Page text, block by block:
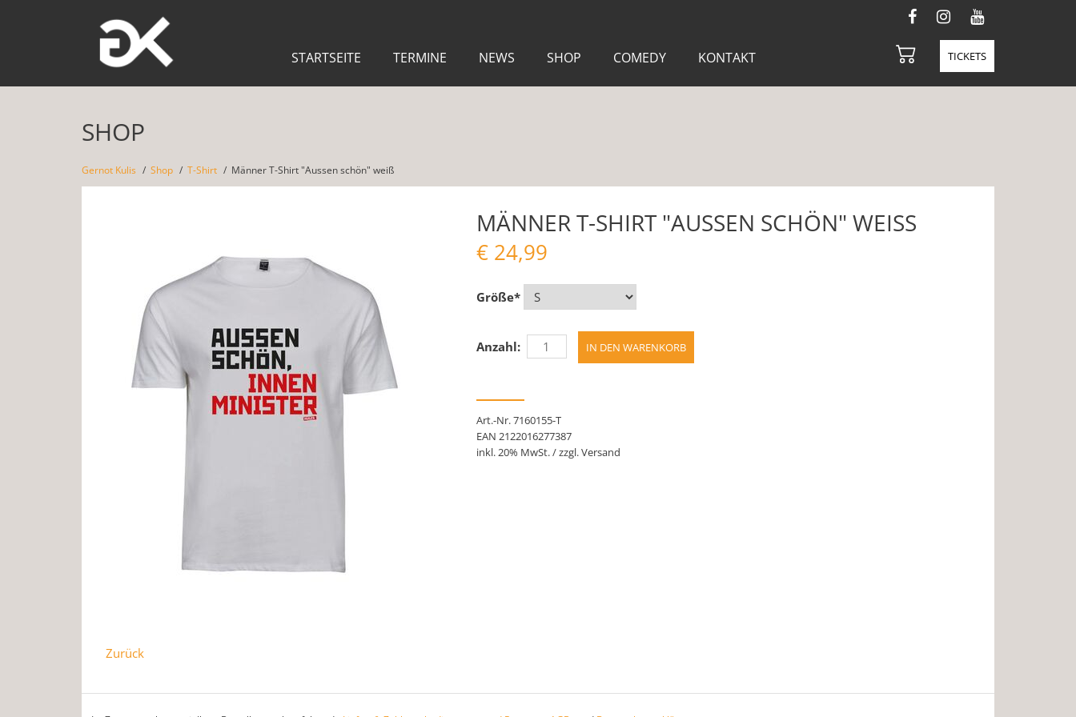
STARTSEITE TERMINE NEWS SHOP COMEDY KONTAKT TICKETS
SHOP
Gernot Kulis Shop T-Shirt Männer T-Shirt "Aussen schön" weiß
MÄNNER T-SHIRT "AUSSEN SCHÖN" WEISS
€24,99
Größe*
Anzahl:
Art.-Nr. 7160155-T
EAN 2122016277387
inkl. 20% MwSt. / zzgl. Versand
Zurück